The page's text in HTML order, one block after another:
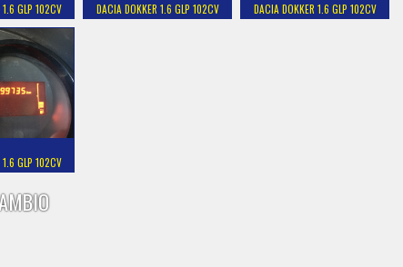
1.6 GLP 102CV DACIA DOKKER 1.6 GLP 102CV DACIA DOKKER 1.6 GLP 102CV
1.6 GLP 102CV